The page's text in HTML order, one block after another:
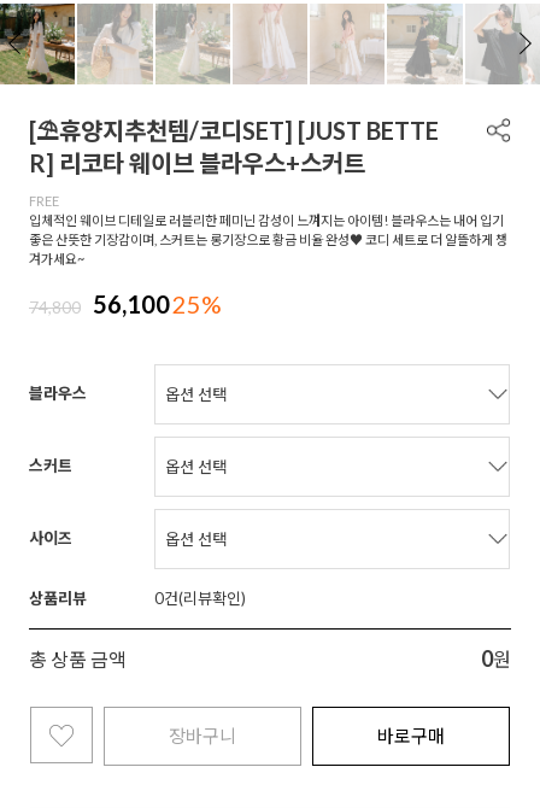
[⛱️휴양지추천템/코디SET] [JUST BETTE
R] 리코타 웨이브 블라우스+스커트
FREE
입체적인 웨이브 디테일로 러블리한 페미닌 감성이 느껴지는 아이템! 블라우스는 내어 입기
좋은 산뜻한 기장감이며, 스커트는 롱기장으로 황금 비율 완성♥ 코디 세트로 더 알뜰하게 챙
겨가세요~
74,800 56,10025%
블라우스
스커트
사이즈
상품리뷰 0
총 상품 금액 0원
장바구니 바로구매